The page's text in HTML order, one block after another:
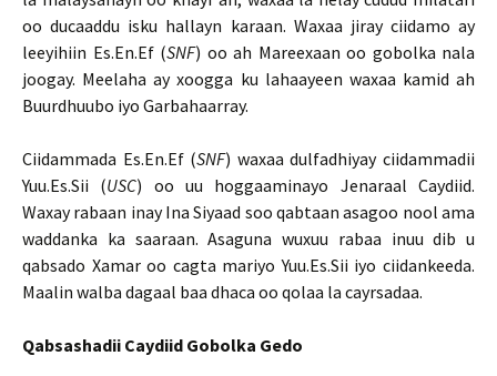
oo ducaaddu isku hallayn karaan. Waxaa jiray ciidamo ay
leeyihiin Es.En.Ef (SNF) oo ah Mareexaan oo gobolka nala
joogay. Meelaha ay xoogga ku lahaayeen waxaa kamid ah
Buurdhuubo iyo Garbahaarray.
Ciidammada Es.En.Ef (SNF) waxaa dulfadhiyay ciidammadii
Yuu.Es.Sii (USC) oo uu hoggaaminayo Jenaraal Caydiid.
Waxay rabaan inay Ina Siyaad soo qabtaan asagoo nool ama
waddanka ka saaraan. Asaguna wuxuu rabaa inuu dib u
qabsado Xamar oo cagta mariyo Yuu.Es.Sii iyo ciidankeeda.
Maalin walba dagaal baa dhaca oo qolaa la cayrsadaa.
Qabsashadii Caydiid Gobolka Gedo